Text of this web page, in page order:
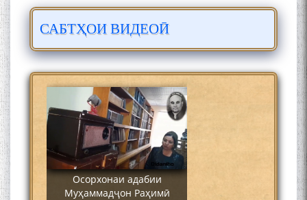
САБТҲОИ ВИДЕОӢ
Сайре дар Осорхона
Муҳаммадҷон Раҳимӣ
Осорхонаи адабии
Муҳаммадҷон Раҳимӣ